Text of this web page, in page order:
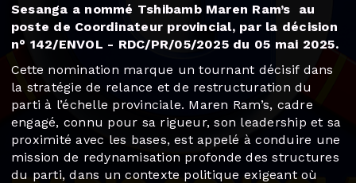
Sesanga a nommé Tshibamb Maren Ram’s au
poste de Coordinateur provincial, par la décision
n° 142/ENVOL - RDC/PR/05/2025 du 05 mai 2025.
Cette nomination marque un tournant décisif dans
la stratégie de relance et de restructuration du
parti à l’échelle provinciale. Maren Ram’s, cadre
engagé, connu pour sa rigueur, son leadership et sa
proximité avec les bases, est appelé à conduire une
mission de redynamisation profonde des structures
du parti, dans un contexte politique exigeant où